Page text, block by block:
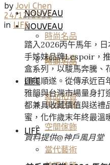
NOUVEAU
時尚名品
藏品拍賣
LIFE
NOUVEAU
時尚名品
藏品拍賣
LIFE
美酒佳餚
空間傢飾
當代藝術
by Jovi Chen
24/12/2025
in LIFE
踏入2026丙午馬年，
手姊妹品牌Lespoir，
盒系列，以駿馬奔騰、
運與順遂。從傳承近百
雅韻與台灣市場量身打
都兼具收藏價值與送禮
蜜，化作歲末年終最溫
資料提供@神戶風月堂